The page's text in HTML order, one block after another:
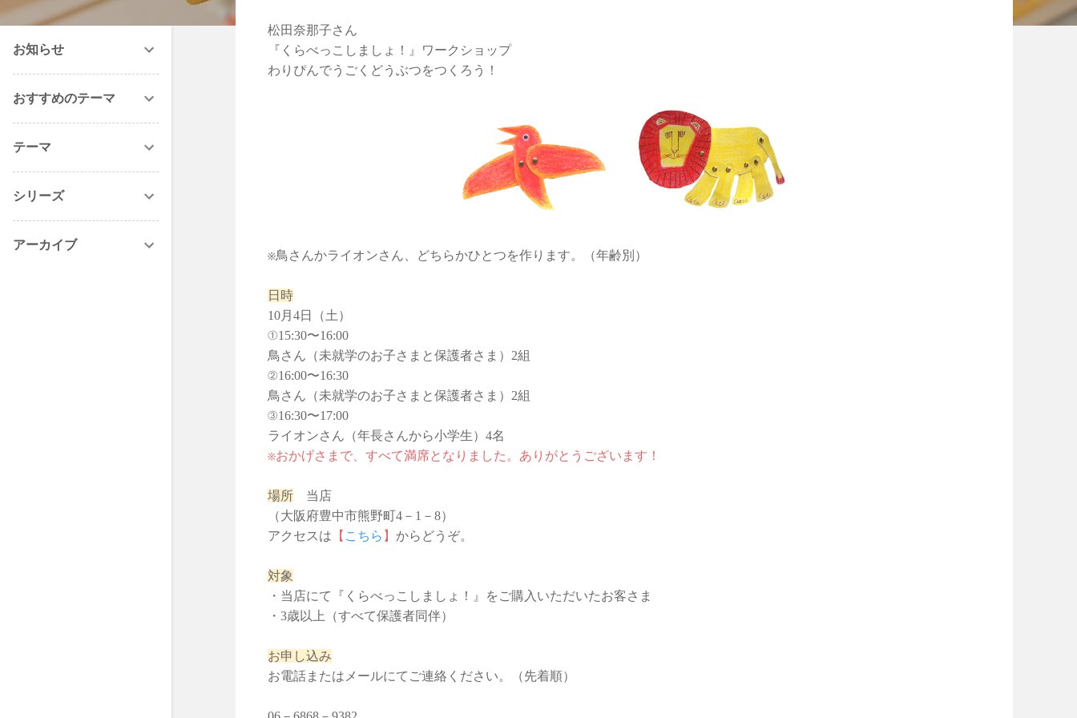
松田奈那子さん
『くらべっこしましょ！』ワークショップ
わりぴんでうごくどうぶつをつくろう！
※鳥さんかライオンさん、どちらかひとつを作ります。（年齢別）
日時
10月4日（土）
①15:30〜16:00
鳥さん（未就学のお子さまと保護者さま）2組
②16:00〜16:30
鳥さん（未就学のお子さまと保護者さま）2組
③16:30〜17:00
ライオンさん（年長さんから小学生）4名
※おかげさまで、すべて満席となりました。ありがとうございます！
場所 当店
（大阪府豊中市熊野町4－1－8）
アクセスは 【 こちら 】 からどうぞ。
対象
・当店にて『くらべっこしましょ！』をご購入いただいたお客さま
・3歳以上（すべて保護者同伴）
お申し込み
お電話またはメールにてご連絡ください。（先着順）
お知らせ
おすすめのテーマ
テーマ
シリーズ
アーカイブ